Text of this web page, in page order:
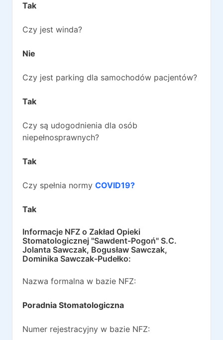
Tak
Czy jest winda?
Nie
Czy jest parking dla samochodów pacjentów?
Tak
Czy są udogodnienia dla osób
niepełnosprawnych?
Tak
Czy spełnia normy COVID19?
Tak
Informacje NFZ o Zakład Opieki
Stomatologicznej "Sawdent-Pogoń" S.C.
Jolanta Sawczak, Bogusław Sawczak,
Dominika Sawczak-Pudełko:
Nazwa formalna w bazie NFZ:
Poradnia Stomatologiczna
Numer rejestracyjny w bazie NFZ: